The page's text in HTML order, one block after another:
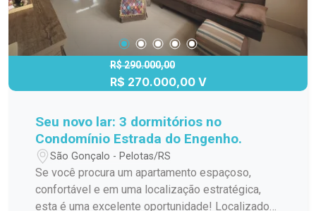
R$ 290.000,00
R$ 270.000,00 V
Seu novo lar: 3 dormitórios no
Condomínio Estrada do Engenho.
São Gonçalo - Pelotas/RS
Se você procura um apartamento espaçoso,
confortável e em uma localização estratégica,
esta é uma excelente oportunidade! Localizado